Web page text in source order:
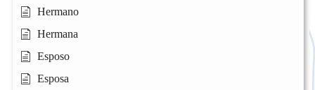
Hermano
Hermana
Esposo
Esposa